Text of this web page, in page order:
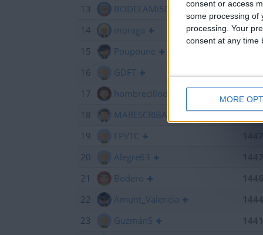
consent or access
some processing of
processing. Your
consent at any time
MORE
13
BODELAMI50
14
moraga
15
Poupoune
16
GDFT
17
hombrecillodepan
18
MARESCRIBANO
19
FPVTC
20
Alegre63
21
Bodero
22
Amunt_Valencia
23
GuzmánS